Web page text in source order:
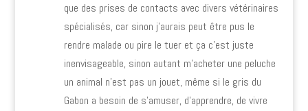
que des prises de contacts avec divers vétérinaires
spécialisés, car sinon j’aurais peut être pus le
rendre malade ou pire le tuer et ça c’est juste
inenvisageable, sinon autant m’acheter une peluche
un animal n’est pas un jouet, même si le gris du
Gabon a besoin de s’amuser, d’apprendre, de vivre